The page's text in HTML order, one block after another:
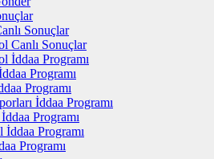
Sonuçlar
Canlı Sonuçlar
İddaa Programı
Programı
Programı
İddaa Programı
Programı
İddaa Programı
Programı